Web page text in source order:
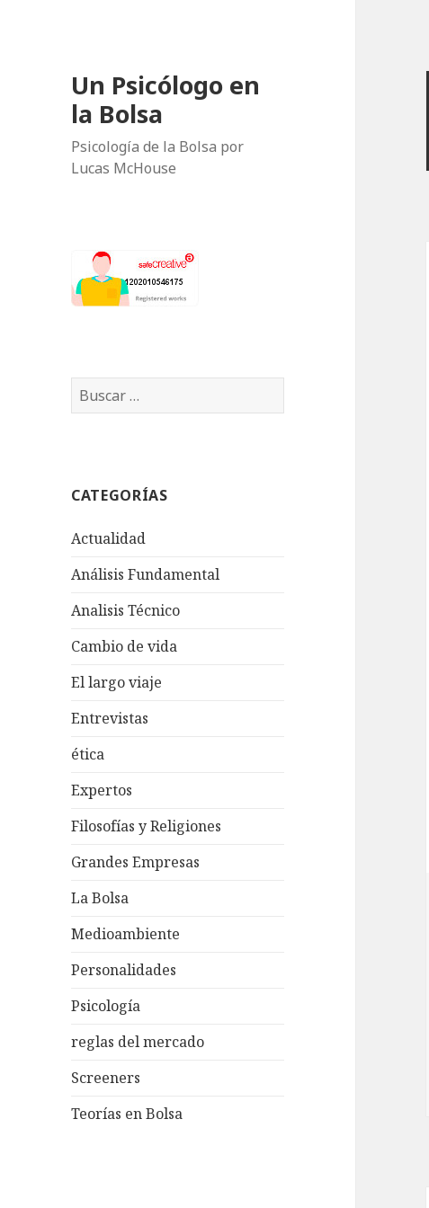
Un Psicólogo en
la Bolsa
Psicología de la Bolsa por
Lucas McHouse
B
u
r
CATEGORÍAS
Actualidad
Análisis Fundamental
Analisis Técnico
Cambio de vida
El largo viaje
Entrevistas
ética
Expertos
Filosofías y Religiones
Grandes Empresas
La Bolsa
Medioambiente
Personalidades
Psicología
reglas del mercado
Screeners
Teorías en Bolsa